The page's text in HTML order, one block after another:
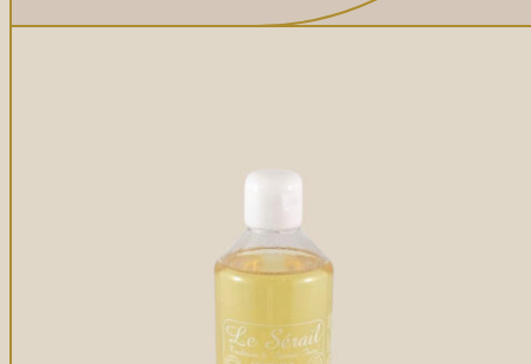
Savons en barre